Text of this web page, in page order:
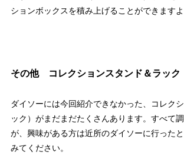
ションボックスを積み上げることができますよ
その他 コレクションスタンド＆ラック
ダイソーには今回紹介できなかった、コレク
ック）がまだまだたくさんあります。すべて
が、興味がある方は近所のダイソーに行った
みてください。